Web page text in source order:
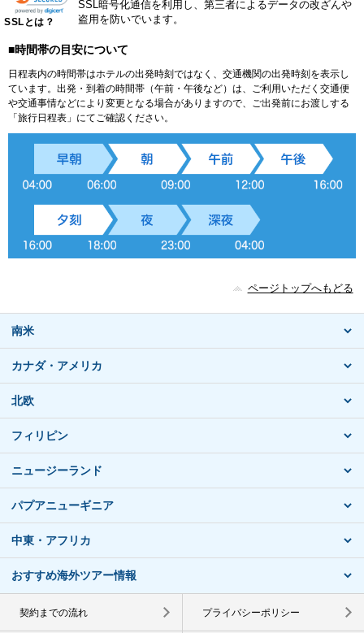
SSLとは？
SSL暗号化通信を利用し、第三者によるデータの改ざんや
盗用を防いでいます。
■時間帯の目安について
日程表内の時間帯はホテルの出発時刻ではなく、交通機関の出発時刻を表示し
ています。出発・到着の時間帯（午前・午後など）は、ご利用いただく交通便
や交通事情などにより変更となる場合がありますので、ご出発前にお渡しする
「旅行日程表」にてご確認ください。
ページトップへもどる
南米
カナダ・アメリカ
北欧
フィリピン
ニュージーランド
パプアニューギニア
中東・アフリカ
おすすめ海外ツアー情報
契約までの流れ プライバシーポリシー